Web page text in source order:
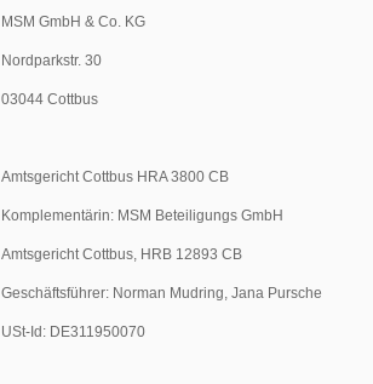
MSM GmbH & Co. KG
Nordparkstr. 30
03044 Cottbus
Amtsgericht Cottbus HRA 3800 CB
Komplementärin: MSM Beteiligungs GmbH
Amtsgericht Cottbus, HRB 12893 CB
Geschäftsführer: Norman Mudring, Jana Pursche
USt-Id: DE311950070